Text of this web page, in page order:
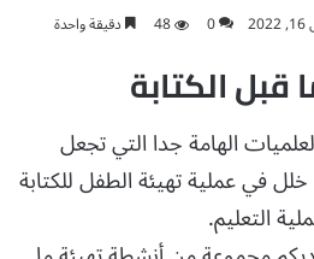
0
48 دقيقة واحدة
الكتابة
الهامة جدا التي تجعل
خلل في عملية تهيئة الطفل للكتابة
التعليم.